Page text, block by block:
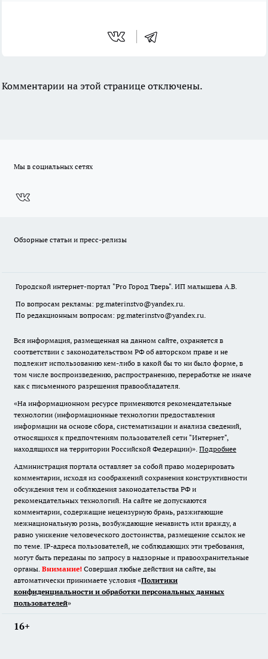
Комментарии на этой странице отключены.
Мы в социальных сетях
Обзорные статьи и пресс-релизы
Городской интернет-портал "Pro Город Тверь". ИП малышева А.В.
По вопросам рекламы: pg.materinstvo@yandex.ru.
По редакционным вопросам: pg.materinstvo@yandex.ru.
Вся информация, размещенная на данном сайте, охраняется в
соответствии с законодательством РФ об авторском праве и не
подлежит использованию кем-либо в какой бы то ни было форме, в
том числе воспроизведению, распространению, переработке не иначе
как с письменного разрешения правообладателя.
«На информационном ресурсе применяются рекомендательные
технологии (информационные технологии предоставления
информации на основе сбора, систематизации и анализа сведений,
относящихся к предпочтениям пользователей сети "Интернет",
находящихся на территории Российской Федерации)». Подробнее
Администрация портала оставляет за собой право модерировать
комментарии, исходя из соображений сохранения конструктивности
обсуждения тем и соблюдения законодательства РФ и
рекомендательных технологий. На сайте не допускаются
комментарии, содержащие нецензурную брань, разжигающие
межнациональную рознь, возбуждающие ненависть или вражду, а
равно унижение человеческого достоинства, размещение ссылок не
по теме. IP-адреса пользователей, не соблюдающих эти требования,
могут быть переданы по запросу в надзорные и правоохранительные
органы. Внимание! Совершая любые действия на сайте, вы
автоматически принимаете условия «Политики
конфиденциальности и обработки персональных данных
пользователей»
16+